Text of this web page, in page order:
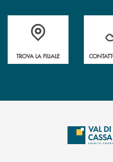
Accedi all' elenco completo
TROVA LA FILIALE
Hai